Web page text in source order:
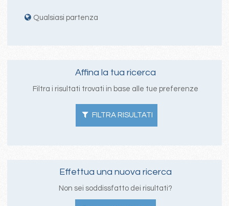
Qualsiasi partenza
Affina la tua ricerca
Filtra i risultati trovati in base alle tue preferenze
FILTRA RISULTATI
Effettua una nuova ricerca
Non sei soddissfatto dei risultati?